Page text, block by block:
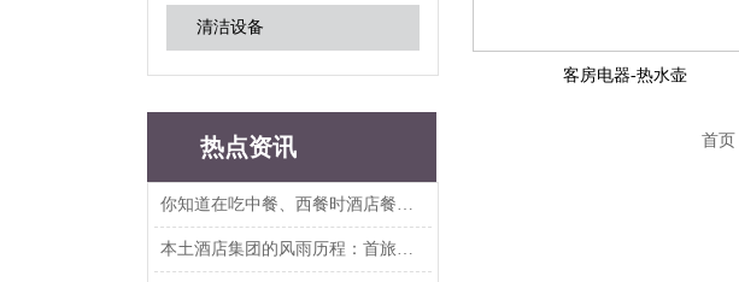
清洁设备
热点资讯
你知道在吃中餐、西餐时酒店餐具要如何摆放吗？
本土酒店集团的风雨历程：首旅、华住、东呈、尚美、雅斯特、铂涛、亚朵、开元、美豪...
客房电器-热水壶
首页